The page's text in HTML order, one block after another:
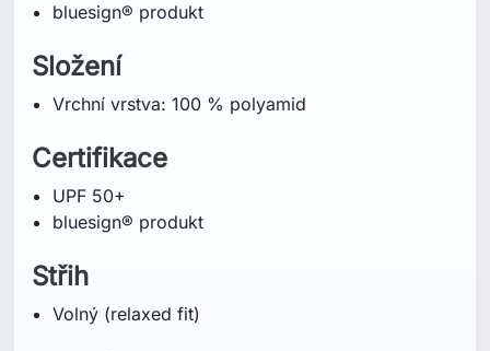
bluesign® produkt
Složení
Vrchní vrstva: 100 % polyamid
Certifikace
UPF 50+
bluesign® produkt
Střih
Volný (relaxed fit)